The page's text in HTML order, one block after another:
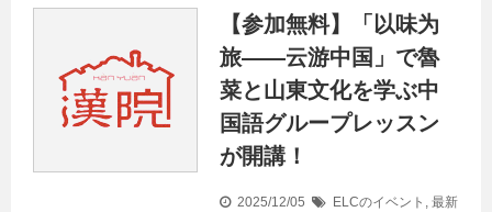
【参加無料】「以味为
旅——云游中国」で魯
菜と山東文化を学ぶ中
国語グループレッスン
が開講！
2025/12/05 ELCのイベント , 最新